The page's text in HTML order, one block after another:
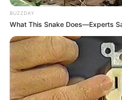
Atlan propose un dîner à
qu’elle veut rentrer.
Margot et l’embrasse
débat et le gifle. Elle
dur pour Raphaël Atlan.
BUZZDAY
What This Snake Does—Experts